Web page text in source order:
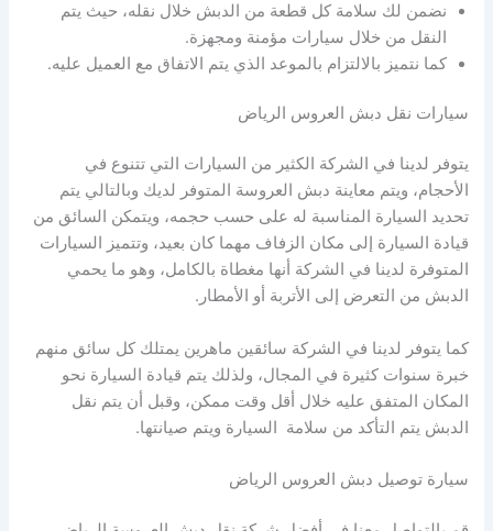
نضمن لك سلامة كل قطعة من الدبش خلال نقله، حيث يتم
النقل من خلال سيارات مؤمنة ومجهزة.
كما نتميز بالالتزام بالموعد الذي يتم الاتفاق مع العميل عليه.
سيارات نقل دبش العروس الرياض
يتوفر لدينا في الشركة الكثير من السيارات التي تتنوع في
الأحجام، ويتم معاينة دبش العروسة المتوفر لديك وبالتالي يتم
تحديد السيارة المناسبة له على حسب حجمه، ويتمكن السائق من
قيادة السيارة إلى مكان الزفاف مهما كان بعيد، وتتميز السيارات
المتوفرة لدينا في الشركة أنها مغطاة بالكامل، وهو ما يحمي
الدبش من التعرض إلى الأتربة أو الأمطار.
كما يتوفر لدينا في الشركة سائقين ماهرين يمتلك كل سائق منهم
خبرة سنوات كثيرة في المجال، ولذلك يتم قيادة السيارة نحو
المكان المتفق عليه خلال أقل وقت ممكن، وقبل أن يتم نقل
الدبش يتم التأكد من سلامة السيارة ويتم صيانتها.
سيارة توصيل دبش العروس الرياض